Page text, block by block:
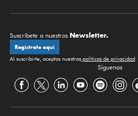
Suscríbete a nuestros Newsletter.
Regístrate aquí
Al suscribirte, aceptas nuestras políticas de privacidad.
Síguenos